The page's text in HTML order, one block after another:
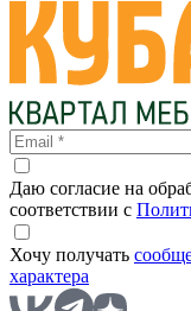
Даю согласие на
соответствии с
Хочу получать
характера